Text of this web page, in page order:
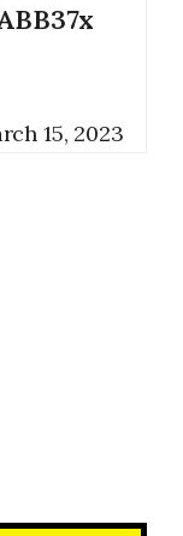
15, 2023